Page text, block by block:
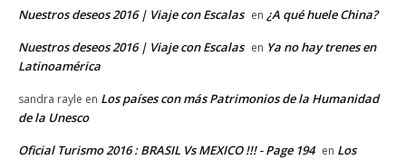
Nuestros deseos 2016 | Viaje con Escalas en ¿A qué huele China?
Nuestros deseos 2016 | Viaje con Escalas en Ya no hay trenes en
Latinoamérica
sandra rayle en Los países con más Patrimonios de la Humanidad
de la Unesco
Oficial Turismo 2016 : BRASIL Vs MEXICO !!! - Page 194 en Los